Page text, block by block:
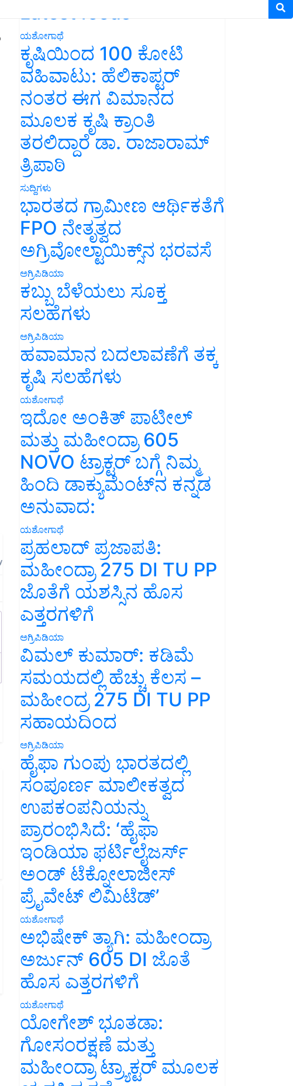
Latest feeds
ಯಶೋಗಾಥೆ
ಕೃಷಿಯಿಂದ 100 ಕೋಟಿ
ವಹಿವಾಟು: ಹೆಲಿಕಾಪ್ಟರ್
ನಂತರ ಈಗ ವಿಮಾನದ
ಮೂಲಕ ಕೃಷಿ ಕ್ರಾಂತಿ
ತರಲಿದ್ದಾರೆ ಡಾ. ರಾಜಾರಾಮ್
ತ್ರಿಪಾಠಿ
ಸುದ್ದಿಗಳು
ಭಾರತದ ಗ್ರಾಮೀಣ ಆರ್ಥಿಕತೆಗೆ
FPO ನೇತೃತ್ವದ
ಅಗ್ರಿವೋಲ್ಟಾಯಿಕ್ಸ್‌ನ ಭರವಸೆ
ಅಗ್ರಿಪಿಡಿಯಾ
ಕಬ್ಬು ಬೆಳೆಯಲು ಸೂಕ್ತ
ಸಲಹೆಗಳು
ಅಗ್ರಿಪಿಡಿಯಾ
ಹವಾಮಾನ ಬದಲಾವಣೆಗೆ ತಕ್ಕ
ಕೃಷಿ ಸಲಹೆಗಳು
ಯಶೋಗಾಥೆ
ಇದೋ ಅಂಕಿತ್ ಪಾಟೀಲ್
ಮತ್ತು ಮಹೀಂದ್ರಾ 605
NOVO ಟ್ರಾಕ್ಟರ್ ಬಗ್ಗೆ ನಿಮ್ಮ
ಹಿಂದಿ ಡಾಕ್ಯುಮೆಂಟ್‌ನ ಕನ್ನಡ
ಅನುವಾದ:
ಯಶೋಗಾಥೆ
ಪ್ರಹಲಾದ್ ಪ್ರಜಾಪತಿ:
ಮಹೀಂದ್ರಾ 275 DI TU PP
ಜೊತೆಗೆ ಯಶಸ್ಸಿನ ಹೊಸ
ಎತ್ತರಗಳಿಗೆ
ಅಗ್ರಿಪಿಡಿಯಾ
ವಿಮಲ್ ಕುಮಾರ್: ಕಡಿಮೆ
ಸಮಯದಲ್ಲಿ ಹೆಚ್ಚು ಕೆಲಸ –
ಮಹೀಂದ್ರ 275 DI TU PP
ಸಹಾಯದಿಂದ
ಅಗ್ರಿಪಿಡಿಯಾ
ಹೈಫಾ ಗುಂಪು ಭಾರತದಲ್ಲಿ
ಸಂಪೂರ್ಣ ಮಾಲೀಕತ್ವದ
ಉಪಕಂಪನಿಯನ್ನು
ಪ್ರಾರಂಭಿಸಿದೆ: ‘ಹೈಫಾ
ಇಂಡಿಯಾ ಫರ್ಟಿಲೈಜರ್ಸ್
ಅಂಡ್ ಟೆಕ್ನೋಲಾಜೀಸ್
ಪ್ರೈವೇಟ್ ಲಿಮಿಟೆಡ್’
ಯಶೋಗಾಥೆ
ಅಭಿಷೇಕ್ ತ್ಯಾಗಿ: ಮಹೀಂದ್ರಾ
ಅರ್ಜುನ್ 605 DI ಜೊತೆ
ಹೊಸ ಎತ್ತರಗಳಿಗೆ
ಯಶೋಗಾಥೆ
ಯೋಗೇಶ್ ಭೂತಡಾ:
ಗೋಸಂರಕ್ಷಣೆ ಮತ್ತು
ಮಹೀಂದ್ರಾ ಟ್ರ್ಯಾಕ್ಟರ್ ಮೂಲಕ